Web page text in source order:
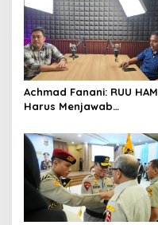
Achmad Fanani: RUU HAM
Harus Menjawab